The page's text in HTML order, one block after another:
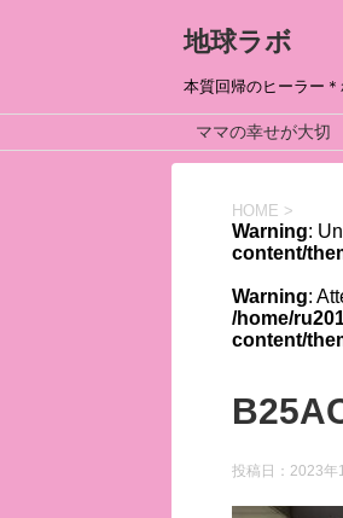
地球ラボ
本質回帰のヒーラー
ママの幸せが大切
HOME >
Warning:
content/
Warning:
/home/
content/
投稿日： 2023年